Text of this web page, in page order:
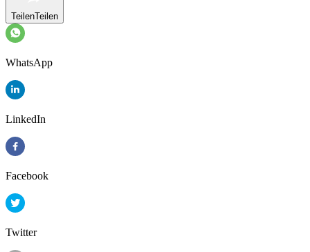
TeilenTeilen
WhatsApp
LinkedIn
Facebook
Twitter